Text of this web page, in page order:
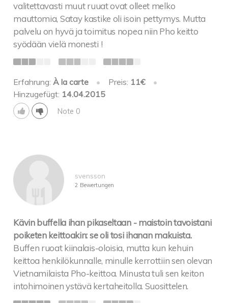
valitettavasti muut ruuat ovat olleet melko
mauttomia, Satay kastike oli isoin pettymys. Mutta
palvelu on hyvä ja toimitus nopea niin Pho keitto
syödään vielä monesti !
Erfahrung:À la carte • Preis: 11€
•
Hinzugefügt: 14.04.2015
Note 0
svensson
2 Bewertungen
Kävin buffella ihan pikaseltaan - maistoin tavoistani
poiketen keittoakin: se oli tosi ihanan makuista.
Buffen ruoat kiinalais-oloisia, mutta kun kehuin
keittoa henkilökunnalle, minulle kerrottiin sen olevan
Vietnamilaista Pho-keittoa. Minusta tuli sen keiton
intohimoinen ystävä kertaheitolla. Suosittelen.